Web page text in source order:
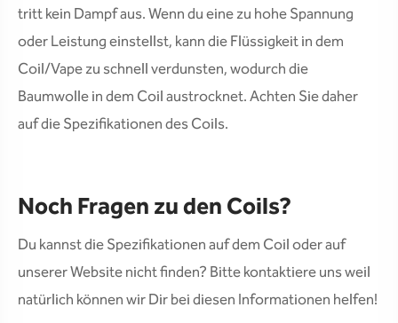
tritt kein Dampf aus. Wenn du eine zu hohe Spannung
oder Leistung einstellst, kann die Flüssigkeit in dem
Coil/Vape zu schnell verdunsten, wodurch die
Baumwolle in dem Coil austrocknet. Achten Sie daher
auf die Spezifikationen des Coils.
Noch Fragen zu den Coils?
Du kannst die Spezifikationen auf dem Coil oder auf
unserer Website nicht finden? Bitte kontaktiere uns weil
natürlich können wir Dir bei diesen Informationen helfen!